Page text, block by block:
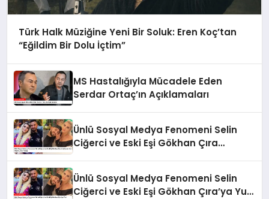
Türk Halk Müziğine Yeni Bir Soluk: Eren Koç’tan
“Eğildim Bir Dolu İçtim”
MS Hastalığıyla Mücadele Eden
Serdar Ortaç’ın Açıklamaları
Ünlü Sosyal Medya Fenomeni Selin
Ciğerci ve Eski Eşi Gökhan Çıra
Ünlü Sosyal Medya Fenomeni Selin
Ciğerci ve Eski Eşi Gökhan Çıra’ya Yurt